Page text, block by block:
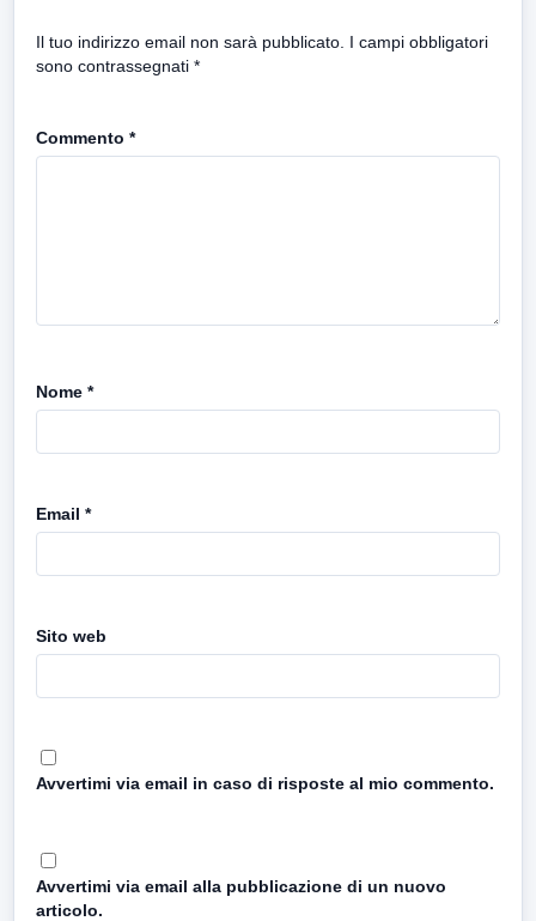
Il tuo indirizzo email non sarà pubblicato. I campi obbligatori
sono contrassegnati *
Commento *
Nome *
Email *
Sito web
Avvertimi via email in caso di risposte al mio commento.
Avvertimi via email alla pubblicazione di un nuovo
articolo.